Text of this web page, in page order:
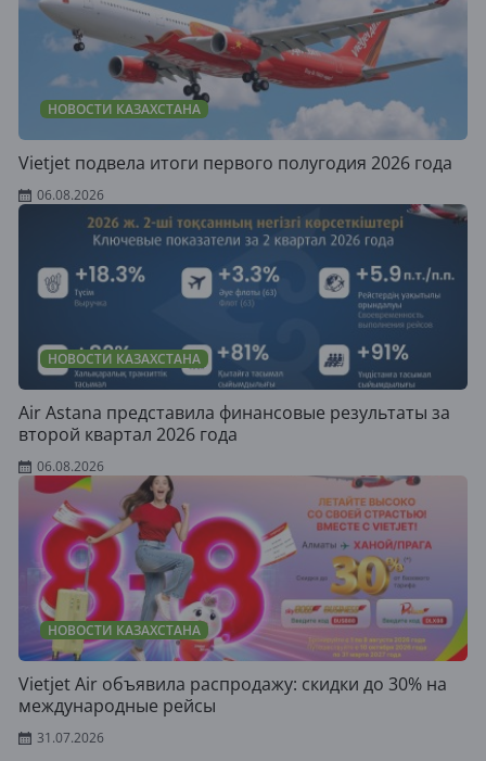
НОВОСТИ КАЗАХСТАНА
Vietjet подвела итоги первого полугодия 2026 года
06.08.2026
НОВОСТИ КАЗАХСТАНА
Air Astana представила финансовые результаты за
второй квартал 2026 года
06.08.2026
НОВОСТИ КАЗАХСТАНА
Vietjet Air объявила распродажу: скидки до 30% на
международные рейсы
31.07.2026